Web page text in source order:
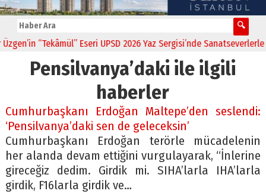
“Tekâmül” Eseri UPSD 2026 Yaz Sergisi’nde Sanatseverlerle
Pensilvanya’daki ile ilgili
haberler
Cumhurbaşkanı Erdoğan Maltepe’den seslendi:
‘Pensilvanya’daki sen de geleceksin’
Cumhurbaşkanı Erdoğan terörle mücadelenin
her alanda devam ettiğini vurgulayarak, “İnlerine
gireceğiz dedim. Girdik mi. SIHA’larla IHA’larla
girdik, F16larla girdik ve…